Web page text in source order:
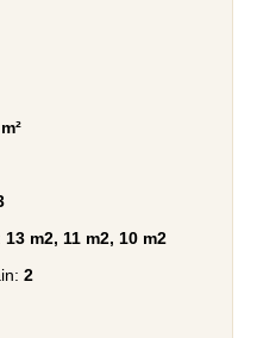
13 m2, 11 m2, 10 m2
2